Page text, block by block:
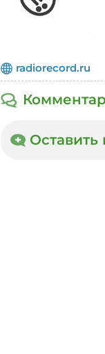
х годов,
Dylan, Jimi
Здесь звучат
Motown и других
онлайнна нашем
radiorecord.ru